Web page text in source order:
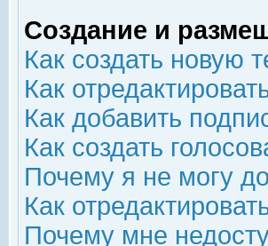
Создание и
Как создать новую
Как
Как добавить
Как создать
Почему я не могу
Как
Почему мне